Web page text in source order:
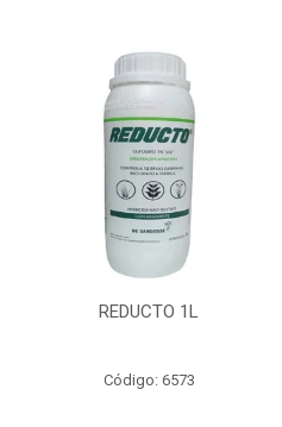
REDUCTO 1L
Código: 6573